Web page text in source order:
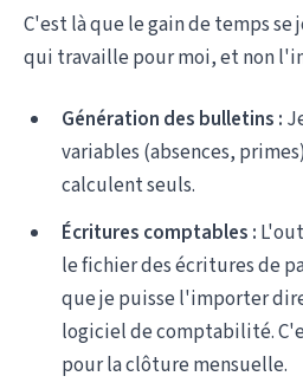
C'est là que le gain de temps
qui travaille pour moi, et non
Génération des bulletins :
variables (absences,
calculent seuls.
Écritures comptables :
le fichier des écritures de
que je puisse l'importer
logiciel de comptabilité.
pour la clôture mensuelle.